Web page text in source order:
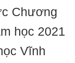
Chương
học 2021
Vĩnh